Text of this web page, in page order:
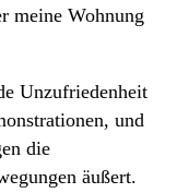
meine Wohnung
Unzufriedenheit
und
die
äußert.